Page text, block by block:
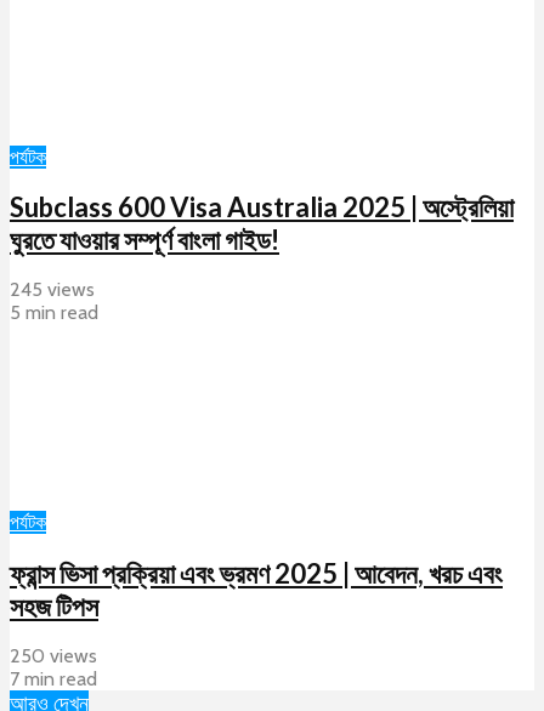
পর্যটক
Subclass 600 Visa Australia 2025 | অস্ট্রেলিয়া
ঘুরতে যাওয়ার সম্পূর্ণ বাংলা গাইড!
245 views
5 min read
পর্যটক
ফ্রান্স ভিসা প্রক্রিয়া এবং ভ্রমণ 2025 | আবেদন, খরচ এবং
সহজ টিপস
250 views
7 min read
আরও দেখুন